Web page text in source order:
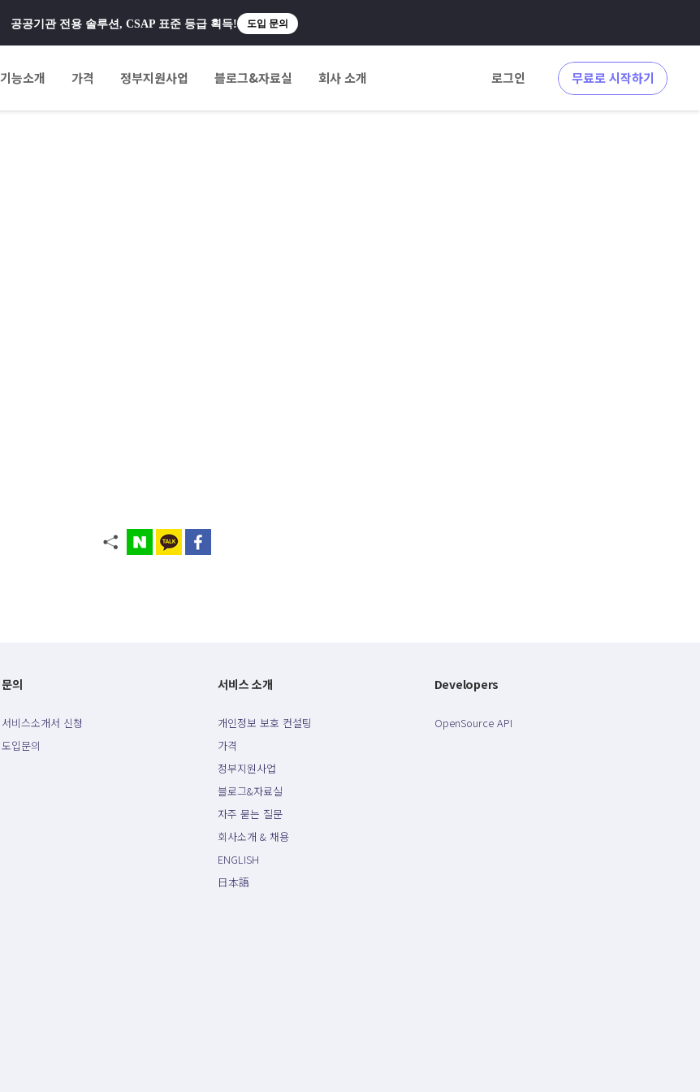
공공기관 전용 솔루션, CSAP 표준 등급 획득! 도입 문의
기능소개 가격 정부지원사업 블로그&자료실 회사 소개 로그인 무료로 시작하기
문의
서비스소개서 신청
도입문의
서비스 소개
개인정보 보호 컨설팅
가격
정부지원사업
블로그&자료실
자주 묻는 질문
회사소개 & 채용
ENGLISH
日本語
Developers
OpenSource API